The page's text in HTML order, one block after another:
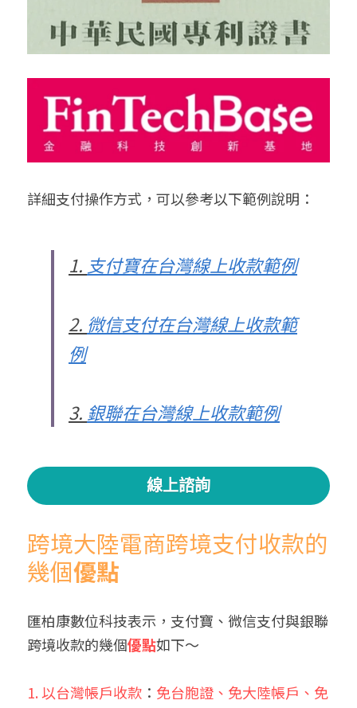
詳細支付操作方式，可以參考以下範例說明：
1. 支付寶在台灣線上收款範例
2. 微信支付在台灣線上收款範
例
3. 銀聯在台灣線上收款範例
線上諮詢
跨境大陸電商跨境支付收款的
幾個優點
匯柏康數位科技表示，支付寶、微信支付與銀聯
跨境收款的幾個優點如下～
1. 以台灣帳戶收款 ： 免台胞證、免大陸帳戶、免